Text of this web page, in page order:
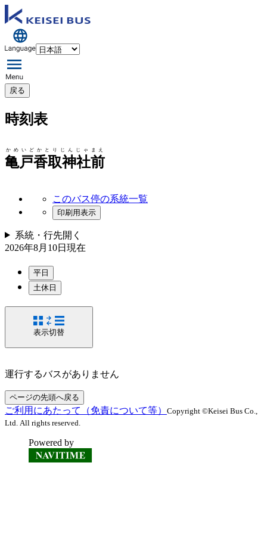
戻る
時刻表
亀戸香取神社前
かめいどかとりじんじゃまえ
このバス停の系統一覧
印刷用表示
系統・行先開く
2026年8月10日 現在
平日
土休日
表示切替
運行するバスがありません
ページの先頭へ戻る
ご利用にあたって（免責について等） Copyright ©Keisei Bus Co.,
Ltd. All rights reserved.
Powered by